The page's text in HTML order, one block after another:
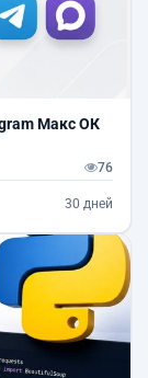
Макс ОК
76
30 дней